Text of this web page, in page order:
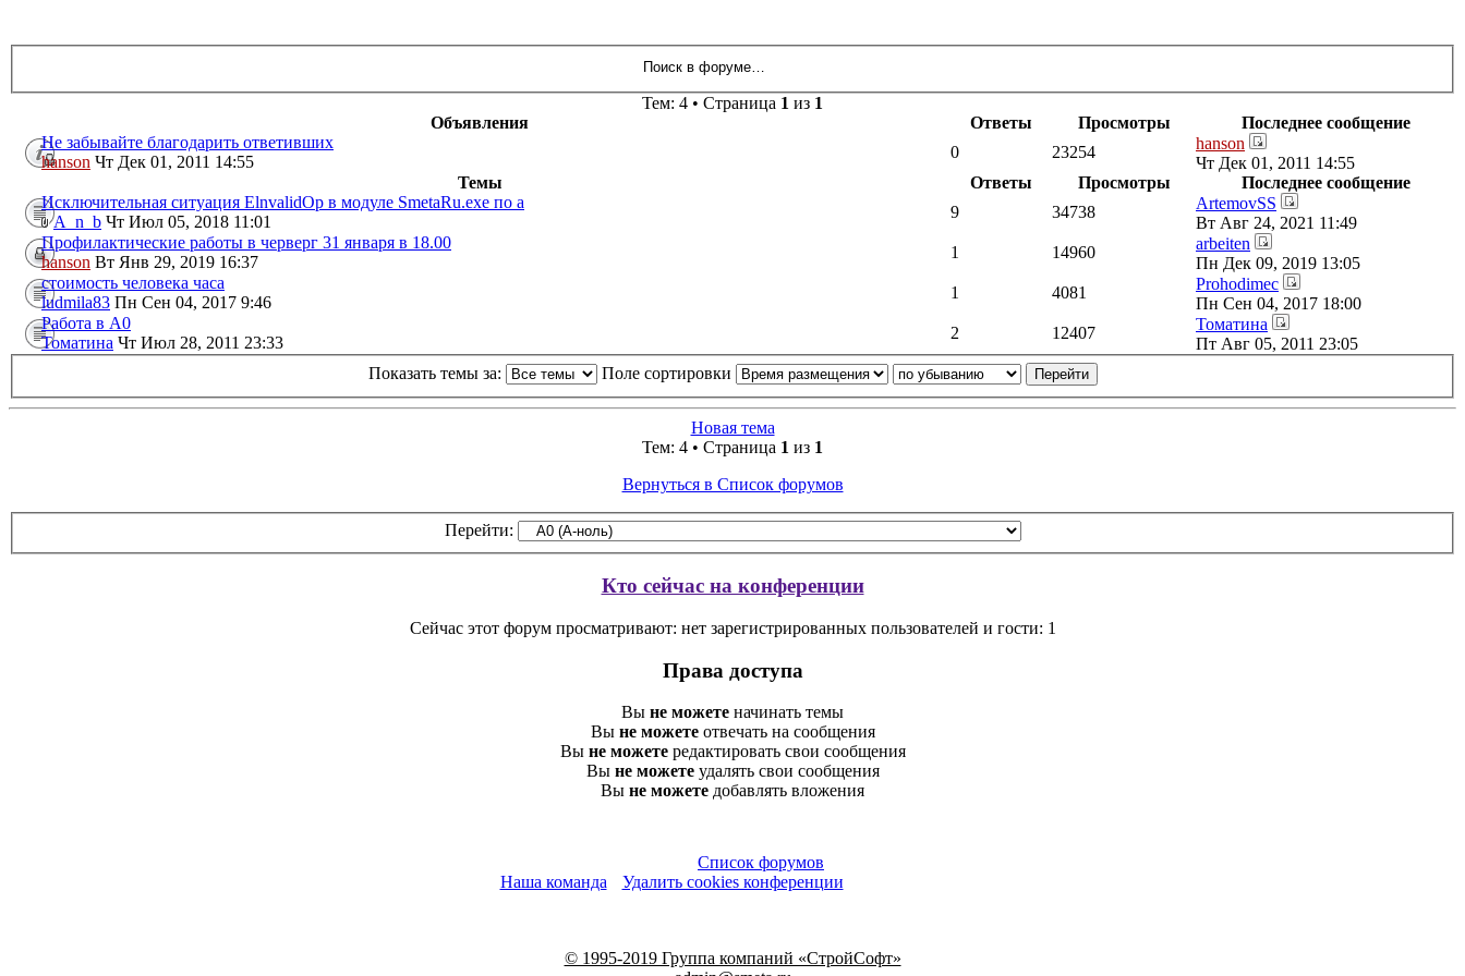
Тем: 4 • Страница 1 из 1
Объявления
Ответы Просмотры
Последнее сообщение
Не забывайте благодарить ответивших
hanson Чт Дек 01, 2011 14:55
0 23254
hanson
Чт Дек 01, 2011 14:55
Темы
Ответы Просмотры
Последнее сообщение
Исключительная ситуация ElnvalidOp в модуле SmetaRu.exe по а
A_n_b Чт Июл 05, 2018 11:01
9 34738
ArtemovSS
Вт Авг 24, 2021 11:49
Профилактические работы в черверг 31 января в 18.00
hanson Вт Янв 29, 2019 16:37
1 14960
arbeiten
Пн Дек 09, 2019 13:05
стоимость человека часа
ludmila83 Пн Сен 04, 2017 9:46
1 4081
Prohodimec
Пн Сен 04, 2017 18:00
Работа в А0
Томатина Чт Июл 28, 2011 23:33
2 12407
Томатина
Пт Авг 05, 2011 23:05
Показать темы за:
Поле сортировки
Новая тема
Тем: 4 • Страница 1 из 1
Вернуться в Список форумов
Перейти:
Кто сейчас на конференции
Сейчас этот форум просматривают: нет зарегистрированных пользователей и гости: 1
Права доступа
Вы не можете начинать темы
Вы не можетеотвечать на сообщения
Вы не можетередактировать свои сообщения
Вы не можетеудалять свои сообщения
Вы не можете добавлять вложения
Список форумов
Наша команда• Удалить cookies конференции
© 1995-2019 Группа компаний «СтройСофт»